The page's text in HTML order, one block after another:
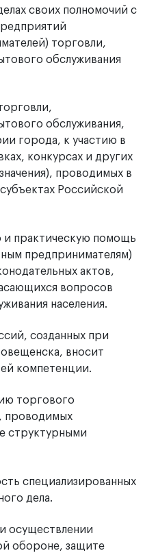
своих полномочий с
торговли,
обслуживания
обслуживания,
города, к участию в
конкурсах и других
проводимых в
Российской
и практическую помощь
предпринимателям)
актов,
вопросов
населения.
созданных при
вносит
компетенции.
торгового
проводимых
структурными
специализированных
дела.
осуществлении
обороне, защите